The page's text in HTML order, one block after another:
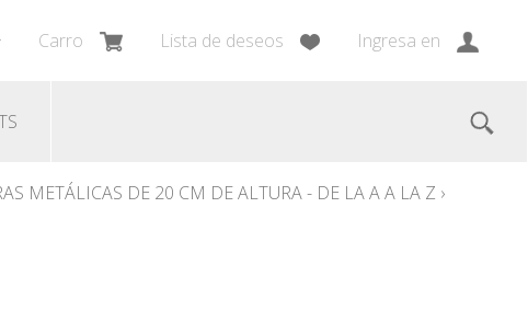
Carro Lista de deseos Ingresa en
METÁLICAS DE 20 CM DE ALTURA - DE LA A A LA Z ›